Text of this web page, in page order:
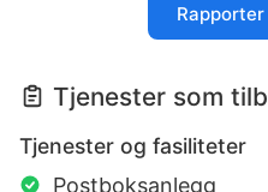
Tjenester som
Tjenester og fasiliteter
Postboksanlegg